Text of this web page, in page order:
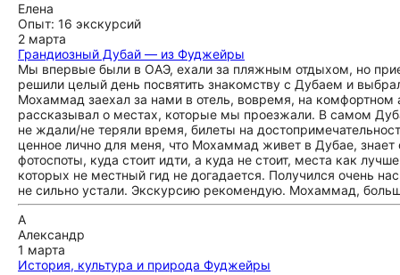
Елена
Опыт: 16 экскурсий
2 марта
Грандиозный Дубай — из Фуджейры
Мы впервые были в ОАЭ, ехали за пляжным отдыхом, но
решили целый день посвятить знакомству с Дубаем и
Мохаммад заехал за нами в отель, вовремя, на
рассказывал о местах, которые мы проезжали. В самом
не ждали/не теряли время, билеты на
ценное лично для меня, что Мохаммад живет в Дубае,
фотоспоты, куда стоит идти, а куда не стоит, места как
которых не местный гид не догадается. Получился очень
не сильно устали. Экскурсию рекомендую. Мохаммад,
А
Александр
1 марта
История, культура и природа Фуджейры